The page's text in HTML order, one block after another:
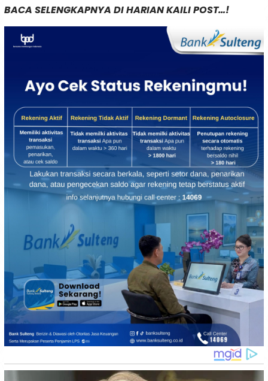
BACA SELENGKAPNYA DI HARIAN KAILI POST…!